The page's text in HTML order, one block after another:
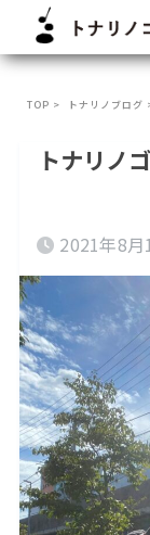
TOP > トナリノブログ
トナリノ
2021年8月